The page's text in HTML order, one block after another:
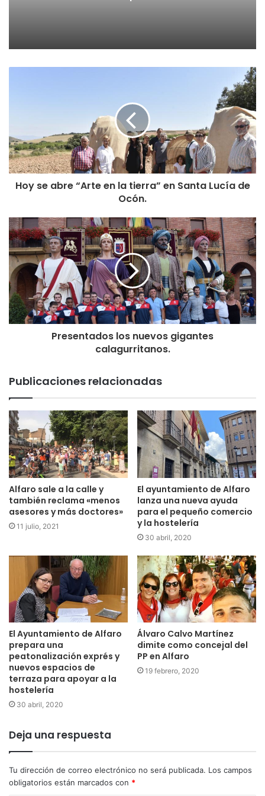
ACTUACIÓN DE LUCÍA ESPAÑA (LA VOZ KIDS)
ACTUACIÓN DE DANIEL SUBERO
FIN DE FIESTA CON CORAL CARRAVIESO Y BAILES
FLAMENCO
VIERNES 3 DE AGOSTO. DÍA DE VÍSPERAS
Deliberación del Jurado y calificación de zurracapotes
11:30 | Plaza Gallarza
DEGUSTACIÓN DE SETAS A LA PLANCHA
Cuadrilla LA TRAICIÓN
13:00 | Plaza Gallarza
CHUPINAZO ANUNCIADOR DE LAS FIESTAS DE 2018
Por un chupinazo limpio, lleva sólo las ganas de disfrutar y
SALIDA DE CABEZUDOS
¡Estamos de fiesta! Comienzo de las fiestas en los bares
19:00
GRAN CONCURSO Y DESFILE DE CARROZAS,
COMPARSAS Y COCHES DE CUADRILLA
Durante las carrozas se hará una cuestación para la
Asociación Contra el Cáncer
19:30 | Plaza Gallarza
CEBOLLA CARAMELIZADA
Cuadrilla EL VADO
21:00-22:00 | Plaza Gallarza
HORA MUSICAL A CARGO DE LA ORQUESTA PASARELLA
00:30-03:00 | Plaza Gallarza
GRAN VELADA MUSICAL A CARGO DE LA ORQUESTA
PASARELLA
PASACALLES FIN DE FIESTA
SÁBADO, 4 DE AGOSTO. DÍA DE LA PATRONA
Hoy se abre “Arte en la tierra” en Santa Lucía de
Ocón.
Presentados los nuevos gigantes
calagurritanos.
Publicaciones relacionadas
Alfaro sale a la calle y
también reclama «menos
asesores y más doctores»
11 julio, 2021
El ayuntamiento de Alfaro
lanza una nueva ayuda
para el pequeño comercio
y la hostelería
30 abril, 2020
El Ayuntamiento de Alfaro
prepara una
peatonalización exprés y
nuevos espacios de
terraza para apoyar a la
hostelería
30 abril, 2020
Álvaro Calvo Martínez
dimite como concejal del
PP en Alfaro
19 febrero, 2020
Deja una respuesta
Tu dirección de correo electrónico no será publicada. Los campos
obligatorios están marcados con *